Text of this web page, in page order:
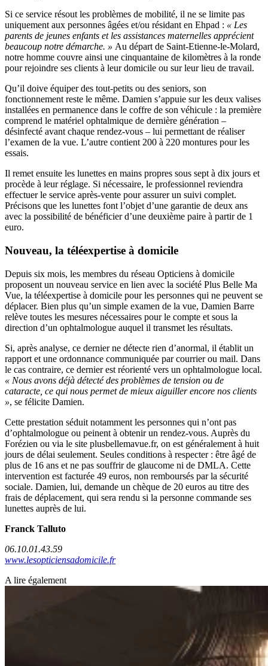
Si ce service résout les problèmes de mobilité, il ne se limite pas
uniquement aux personnes âgées et/ou résidant en Ehpad : « Les
parents de jeunes enfants et les assistances maternelles apprécient
beaucoup notre démarche. » Au départ de Saint-Etienne-le-Molard,
notre homme couvre ainsi une cinquantaine de kilomètres à la ronde
pour rejoindre ses clients à leur domicile ou sur leur lieu de travail.
Qu’il doive équiper des tout-petits ou des seniors, son
fonctionnement reste le même. Damien s’appuie sur les deux valises
installées en permanence dans le coffre de son véhicule : la première
comprend le matériel ophtalmique de dernière génération –
désinfecté avant chaque rendez-vous – lui permettant de réaliser
l’examen de la vue. L’autre contient 200 à 220 montures pour les
essais.
Il remet ensuite les lunettes en mains propres sous sept à dix jours et
procède à leur réglage. Si nécessaire, le professionnel reviendra
effectuer le service après-vente pour assurer un suivi complet.
Précisons que les lunettes font l’objet d’une garantie de deux ans
avec la possibilité de bénéficier d’une deuxième paire à partir de 1
euro.
Nouveau, la téléexpertise à domicile
Depuis six mois, les membres du réseau Opticiens à domicile
proposent un nouveau service en lien avec la société Plus Belle Ma
Vue, la téléexpertise à domicile pour les personnes qui ne peuvent se
déplacer. Bien plus qu’un simple examen de la vue, Damien Barre
relève toutes les mesures nécessaires pour le compte et sous la
direction d’un ophtalmologue auquel il transmet les résultats.
Si, après analyse, ce dernier ne détecte rien d’anormal, il établit un
rapport et une ordonnance communiquée par courrier ou mail. Dans
le cas contraire, ce dernier est réorienté vers un ophtalmologue local.
« Nous avons déjà détecté des problèmes de tension ou de
cataracte, ce qui nous permet de mieux aiguiller encore nos clients
», se félicite Damien.
Cette prestation séduit notamment les personnes qui n’ont pas
d’ophtalmologue ou peinent à obtenir un rendez-vous. Auprès du
Forézien ou via le site plusbellemavue.fr, on est généralement à huit
jours de délai seulement. Seules conditions à respecter : être âgé de
plus de 16 ans et ne pas souffrir de glaucome ni de DMLA. Cette
intervention est facturée 49 euros, non remboursés par la sécurité
sociale. Damien, lui, demande un chèque de 20 euros au titre des
frais de déplacement, qui sera rendu si la personne commande ses
lunettes auprès de lui.
Franck Talluto
06.10.01.43.59
www.lesopticiensadomicile.fr
A lire également